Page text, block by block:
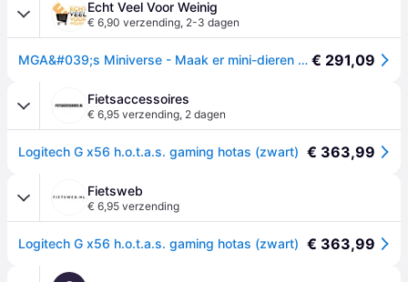
Echt Veel Voor Weinig
€ 6,90 verzending, 2-3 dagen
MGA&#039;s Miniverse - Maak er mini-dieren van - Serie 2 - Vanaf 8 jaar € 291,09
Fietsaccessoires
€ 6,95 verzending, 2 dagen
Logitech G x56 h.o.t.a.s. gaming hotas (zwart) € 363,99
Fietsweb
€ 6,95 verzending
Logitech G x56 h.o.t.a.s. gaming hotas (zwart) € 363,99